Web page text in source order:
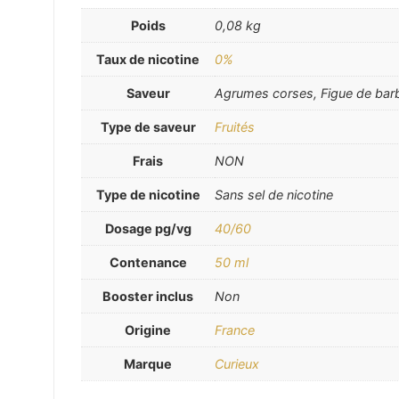
Poids 0,08 kg
Taux de nicotine 0%
Saveur Agrumes corses, Figue de
Type de saveur Fruités
Frais NON
Type de nicotine Sans sel de nicotine
Dosage pg/vg 40/60
Contenance 50 ml
Booster inclus Non
Origine France
Marque Curieux